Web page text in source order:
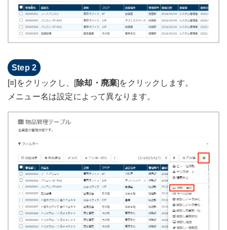
[≡]をクリックし、[除却・廃棄]をクリックします。
メニュー名は設定によって異なります。